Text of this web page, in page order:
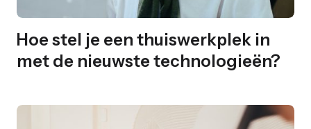
Hoe stel je een thuiswerkplek in
met de nieuwste technologieën?